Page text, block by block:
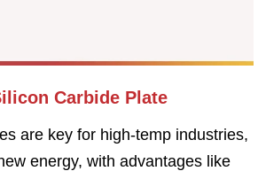
Carbide Plate
are key for high-temp industries,
energy, with advantages like